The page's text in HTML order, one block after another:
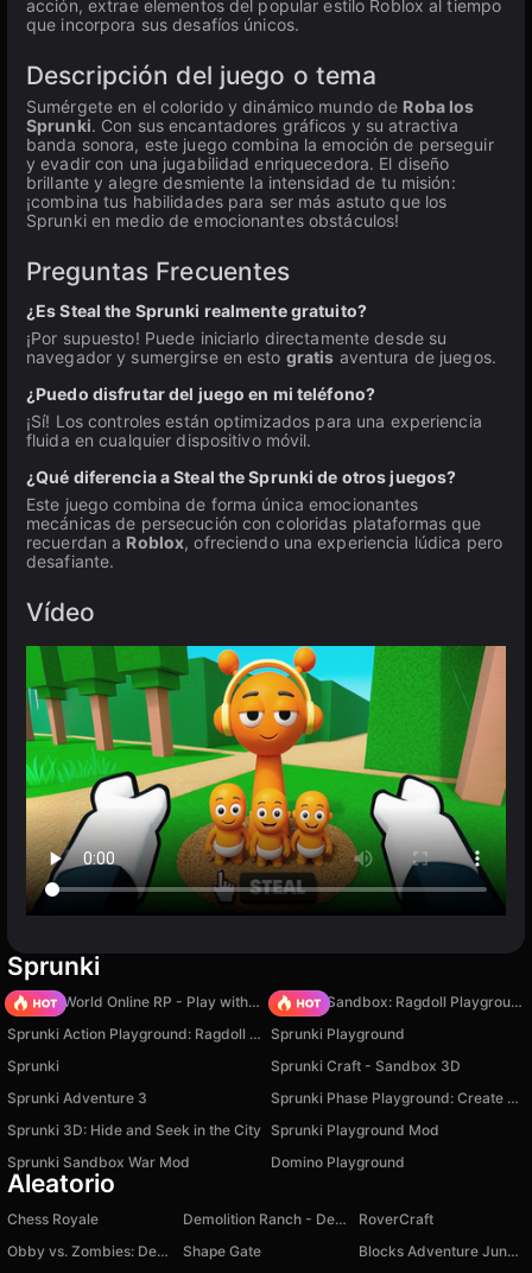
acción, extrae elementos del popular estilo Roblox al tiempo
que incorpora sus desafíos únicos.
Descripción del juego o tema
Sumérgete en el colorido y dinámico mundo de Roba los
Sprunki. Con sus encantadores gráficos y su atractiva
banda sonora, este juego combina la emoción de perseguir
y evadir con una jugabilidad enriquecedora. El diseño
brillante y alegre desmiente la intensidad de tu misión:
¡combina tus habilidades para ser más astuto que los
Sprunki en medio de emocionantes obstáculos!
Preguntas Frecuentes
¿Es Steal the Sprunki realmente gratuito?
¡Por supuesto! Puede iniciarlo directamente desde su
navegador y sumergirse en esto gratis aventura de juegos.
¿Puedo disfrutar del juego en mi teléfono?
¡Sí! Los controles están optimizados para una experiencia
fluida en cualquier dispositivo móvil.
¿Qué diferencia a Steal the Sprunki de otros juegos?
Este juego combina de forma única emocionantes
mecánicas de persecución con coloridas plataformas que
recuerdan a Roblox, ofreciendo una experiencia lúdica pero
desafiante.
Vídeo
Sprunki
Sprunki World Online RP - Play with Friends!
Sprunki Sandbox: Ragdoll Playground Mode
Sprunki Action Playground: Ragdoll Sandbox
Sprunki Playground
Sprunki
Sprunki Craft - Sandbox 3D
Sprunki Adventure 3
Sprunki Phase Playground: Create Sprunki and Music
Sprunki 3D: Hide and Seek in the City Sprunki Playground Mod
Sprunki Sandbox War Mod
Domino Playground
Aleatorio
Chess Royale Demolition Ranch - Destruction Simulator
RoverCraft
Obby vs. Zombies: Dead Rails
Shape Gate
Blocks Adventure Jungle Saga